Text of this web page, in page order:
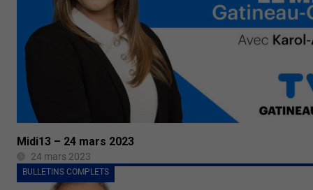
Midi13 – 24 mars 2023
24 mars 2023
BULLETINS COMPLETS